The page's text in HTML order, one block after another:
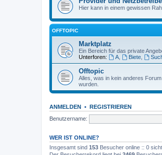
Hier kann in einem gewissen
OFFTOPIC
Marktplatz
Ein Bereich für das private
Unterforen:
A, Biete,
Offtopic
Alles, was in kein anderes
wurden.
ANMELDEN • REGISTRIEREN
Benutzername:
WER IST ONLINE?
Insgesamt sind 153 Besucher online :: 0